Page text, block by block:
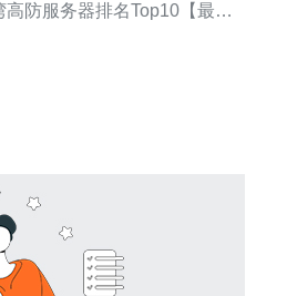
防服务器排名Top10【最新